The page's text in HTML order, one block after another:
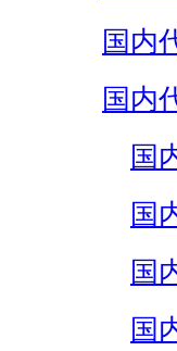
国内
国内
国
国
国
国